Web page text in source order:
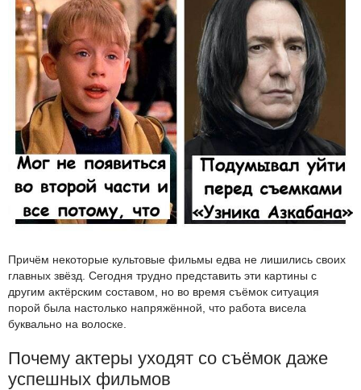
Причём некоторые культовые фильмы едва не лишились своих
главных звёзд. Сегодня трудно представить эти картины с
другим актёрским составом, но во время съёмок ситуация
порой была настолько напряжённой, что работа висела
буквально на волоске.
Почему актеры уходят со съёмок даже
успешных фильмов